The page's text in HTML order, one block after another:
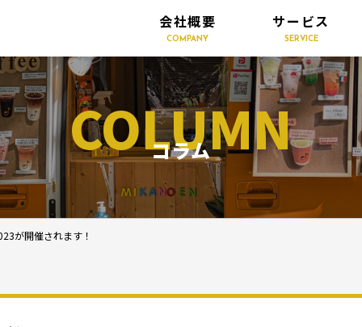
会社概要
COMPANY
サービス
SERVICE
COLUMN
コラム
が開催されます！